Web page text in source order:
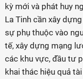
kỳ mới và phát huy
La Tinh cần xây
sự phụ thuộc vào
tế, xây dựng mạng
các khu vực, đầu tư
khai thác hiệu quả